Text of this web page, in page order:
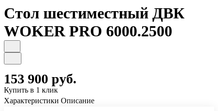
Стол шестиместный ДВК
WOKER PRO 6000.2500
153 900 руб.
Купить в 1 клик
Характеристики Описание